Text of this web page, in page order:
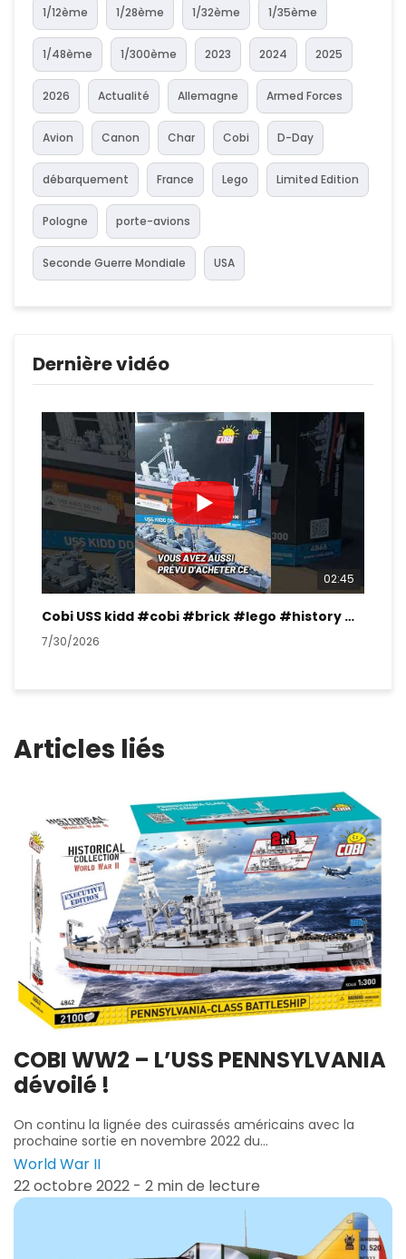
1/12ème 1/28ème 1/32ème 1/35ème
1/48ème 1/300ème 2023 2024 2025
2026 Actualité Allemagne Armed Forces
Avion Canon Char Cobi D-Day
débarquement France Lego Limited Edition
Pologne porte-avions
Seconde Guerre Mondiale USA
Dernière vidéo
02:45
Cobi USS kidd #cobi #brick #lego #history #ww2
7/30/2026
Articles liés
COBI WW2 – L’USS PENNSYLVANIA
dévoilé !
On continu la lignée des cuirassés américains avec la
prochaine sortie en novembre 2022 du...
World War II
22 octobre 2022 - 2 min de lecture